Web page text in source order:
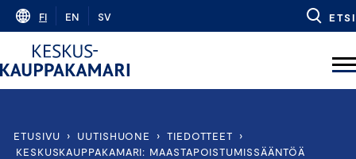
Skip
content
FI EN SV ETSI
ETUSIVU › UUTISHUONE › TIEDOTTEET
›
KESKUSKAUPPAKAMARI: MAASTAPOISTUMISSÄÄNTÖÄ